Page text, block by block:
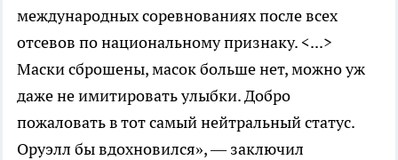
международных соревнованиях после всех
отсевов по национальному признаку. <...>
Маски сброшены, масок больше нет, можно уж
даже не имитировать улыбки. Добро
пожаловать в тот самый нейтральный статус.
Оруэлл бы вдохновился», — заключил